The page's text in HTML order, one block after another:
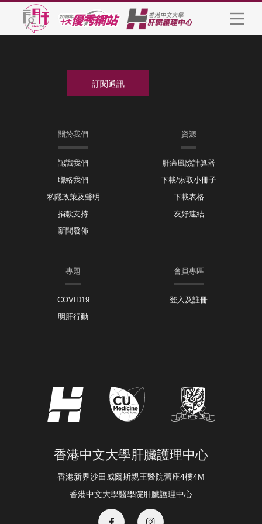
關於我們
認識我們
聯絡我們
私隱政策及聲明
捐款支持
新聞發佈
資源
肝癌風險計算器
下載/索取小冊子
下載表格
友好連結
專題
COVID19
明肝行動
會員專區
登入及註冊
香港中文大學肝臟護理中心
香港新界沙田威爾斯親王醫院舊座4樓4M
香港中文大學醫學院肝臟護理中心